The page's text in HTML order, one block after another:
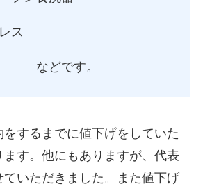
ス
などです。
をするまでに値下げをしていた
す。他にもありますが、代表
ていただきました。また値下げ